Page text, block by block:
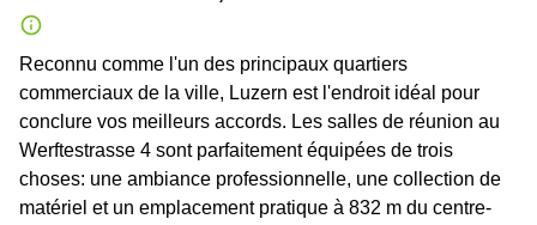
Reconnu comme l'un des principaux quartiers
commerciaux de la ville, Luzern est l'endroit idéal pour
conclure vos meilleurs accords. Les salles de réunion au
Werftestrasse 4 sont parfaitement équipées de trois
choses: une ambiance professionnelle, une collection de
matériel et un emplacement pratique à 832 m du centre-